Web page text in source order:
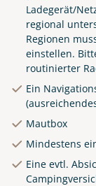
Ladegerät/
regional
Regionen
einstellen.
routinierter
Ein
Mautbox
Mindestens
Eine evtl.